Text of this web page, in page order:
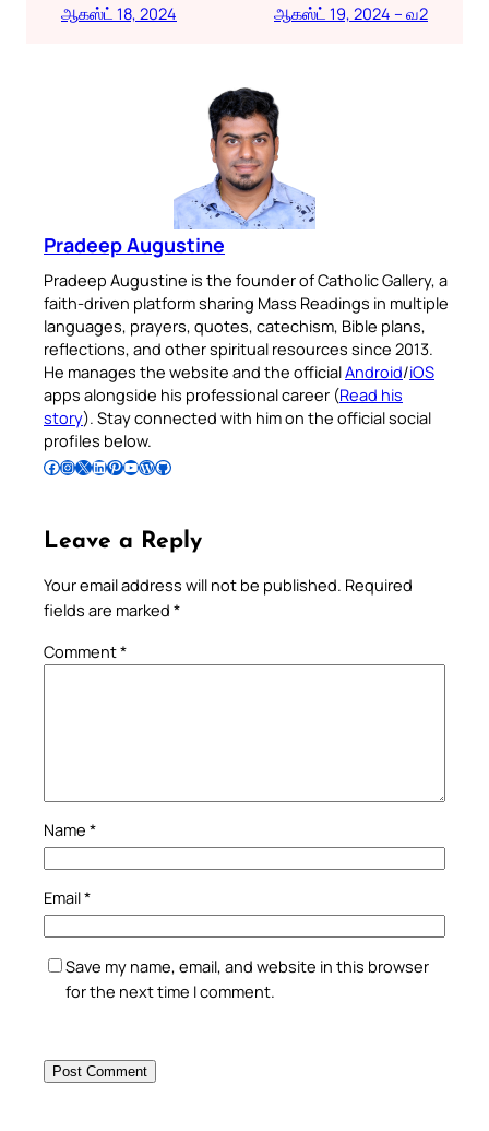
ஆகஸ்ட் 18, 2024
ஆகஸ்ட் 19, 2024 – வ2
Pradeep Augustine
Pradeep Augustine is the founder of Catholic Gallery, a
faith-driven platform sharing Mass Readings in multiple
languages, prayers, quotes, catechism, Bible plans,
reflections, and other spiritual resources since 2013.
He manages the website and the officialAndroid/iOS
apps alongside his professional career (Read his
story). Stay connected with him on the official social
profiles below.
Follow Pradeep on Facebook Follow Pradeep on InstagramFollow Pradeep on X Follow Pradeep on LinkedIn Follow Pradeep on Pinterest Subscribe to Pradeep’s Youtube Channel Follow Pradeep on WordPress Follow Pradeep on GitHub
Leave a Reply
Your email address will not be published. Required
fields are marked *
Comment*
Name *
Email*
Save my name, email, and website in this browser
for the next time I comment.